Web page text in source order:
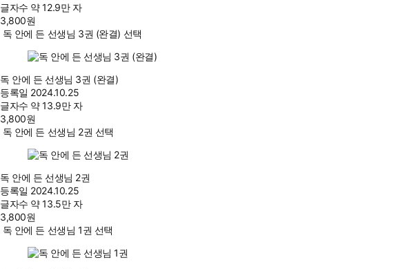
글자수 약 12.9만 자
3,800원
독 안에 든 선생님 3권 (완결) 선택
독 안에 든 선생님 3권 (완결)
등록일 2024.10.25
글자수 약 13.9만 자
3,800원
독 안에 든 선생님 2권 선택
독 안에 든 선생님 2권
등록일 2024.10.25
글자수 약 13.5만 자
3,800원
독 안에 든 선생님 1권 선택